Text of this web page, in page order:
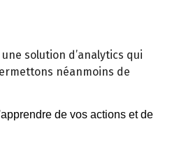
solution d’analytics qui
néanmoins de